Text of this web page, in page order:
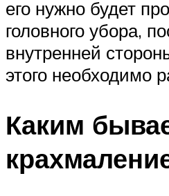
его нужно будет
головного убора,
внутренней
этого необходимо
Каким